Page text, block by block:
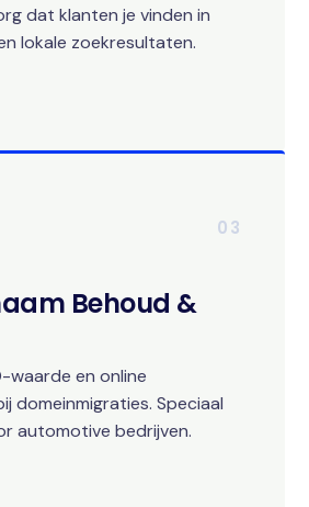
dat klanten je vinden in
lokale zoekresultaten.
03
Behoud &
waarde en online
domeinmigraties. Speciaal
automotive bedrijven.